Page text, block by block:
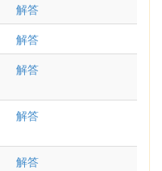
解答
解答
解答
解答
解答